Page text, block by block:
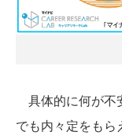
具体的に何が不
でも内々定をもら